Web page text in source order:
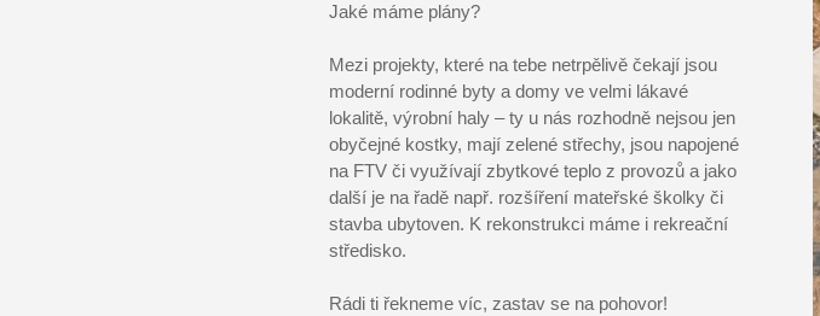
Jaké máme plány?
Mezi projekty, které na tebe netrpělivě čekají jsou
moderní rodinné byty a domy ve velmi lákavé
lokalitě, výrobní haly – ty u nás rozhodně nejsou jen
obyčejné kostky, mají zelené střechy, jsou napojené
na FTV či využívají zbytkové teplo z provozů a jako
další je na řadě např. rozšíření mateřské školky či
stavba ubytoven. K rekonstrukci máme i rekreační
středisko.
Rádi ti řekneme víc, zastav se na pohovor!